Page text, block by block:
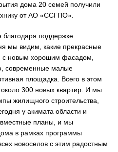
дома 20 семей получили
от АО «ССГПО».
благодаря поддержке
мы видим, какие прекрасные
с новым хорошим фасадом,
современные малые
площадка. Всего в этом
около 300 новых квартир. И мы
жилищного строительства,
у акимата области и
планы, и мы
в рамках программы
новоселов с этим радостным